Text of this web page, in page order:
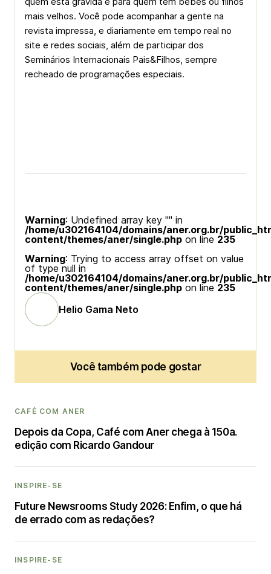
mais velhos. Você pode acompanhar a gente na
revista impressa, e diariamente em tempo real no
site e redes sociais, além de participar dos
Seminários Internacionais Pais&Filhos, sempre
recheado de programações especiais.
Warning: Undefined array key "" in
/home/u302164104/domains/aner.org.br/
content/themes/aner/single.php on line 235
Warning: Trying to access array offset on value
of type null in
/home/u302164104/domains/aner.org.br/
content/themes/aner/single.php on line 235
Helio Gama Neto
Você também pode gostar
CAFÉ COM ANER
Depois da Copa, Café com Aner chega à 150a.
edição com Ricardo Gandour
INSPIRE-SE
Future Newsrooms Study 2026: Enfim, o que há
de errado com as redações?
INSPIRE-SE